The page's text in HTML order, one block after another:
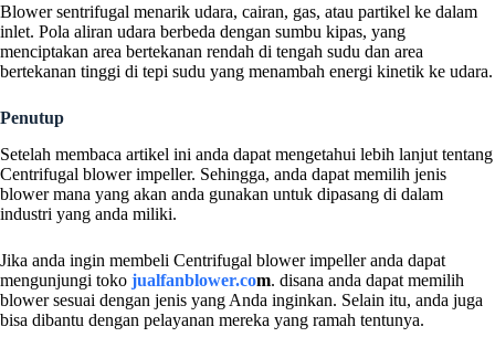
Blower sentrifugal menarik udara, cairan, gas, atau partikel ke dalam
inlet. Pola aliran udara berbeda dengan sumbu kipas, yang
menciptakan area bertekanan rendah di tengah sudu dan area
bertekanan tinggi di tepi sudu yang menambah energi kinetik ke udara.
Penutup
Setelah membaca artikel ini anda dapat mengetahui lebih lanjut tentang
Centrifugal blower impeller. Sehingga, anda dapat memilih jenis
blower mana yang akan anda gunakan untuk dipasang di dalam
industri yang anda miliki.
Jika anda ingin membeli Centrifugal blower impeller anda dapat
mengunjungi toko jualfanblower.com. disana anda dapat memilih
blower sesuai dengan jenis yang Anda inginkan. Selain itu, anda juga
bisa dibantu dengan pelayanan mereka yang ramah tentunya.